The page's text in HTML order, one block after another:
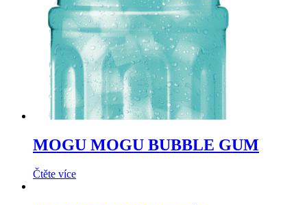
MOGU MOGU BUBBLE GUM
Čtěte více